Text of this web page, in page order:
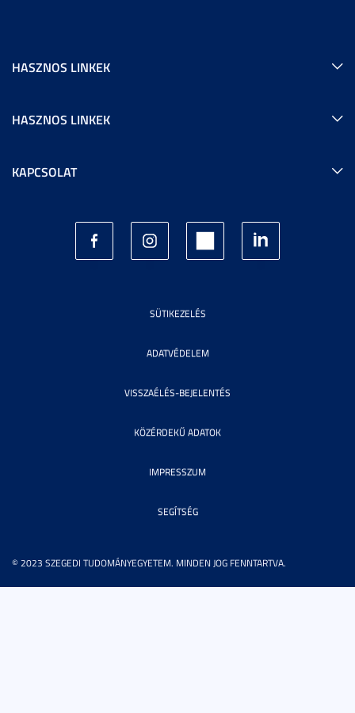
HASZNOS LINKEK
HASZNOS LINKEK
KAPCSOLAT
© 2023 SZEGEDI TUDOMÁNYEGYETEM. MINDEN JOG FENNTARTVA.
SÜTIKEZELÉS
ADATVÉDELEM
VISSZAÉLÉS-BEJELENTÉS
KÖZÉRDEKŰ ADATOK
IMPRESSZUM
SEGÍTSÉG